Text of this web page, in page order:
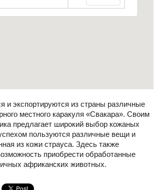
и экспортируются из страны различные
местного каракуля «Свакара». Своим
предлагает широкий выбор кожаных
пользуются различные вещи и
из кожи страуса. Здесь также
приобрести обработанные
африканских животных.